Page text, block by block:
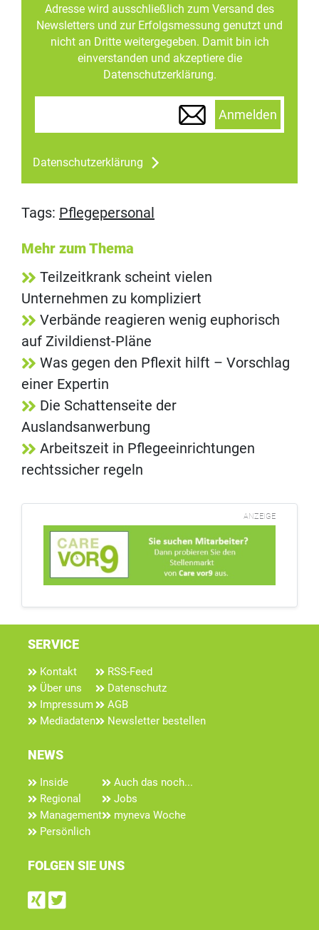
Adresse wird ausschließlich zum Versand des
Newsletters und zur Erfolgsmessung genutzt und
nicht an Dritte weitergegeben. Damit bin ich
einverstanden und akzeptiere die
Datenschutzerklärung.
Anmelden
Datenschutzerklärung
Tags: Pflegepersonal
Mehr zum Thema
Teilzeitkrank scheint vielen
Unternehmen zu kompliziert
Verbände reagieren wenig euphorisch
auf Zivildienst-Pläne
Was gegen den Pflexit hilft – Vorschlag
einer Expertin
Die Schattenseite der
Auslandsanwerbung
Arbeitszeit in Pflegeeinrichtungen
rechtssicher regeln
ANZEIGE
SERVICE
Kontakt
Über uns
Impressum
Mediadaten
RSS-Feed
Datenschutz
AGB
Newsletter bestellen
NEWS
Inside
Regional
Management
Persönlich
Auch das noch...
Jobs
myneva Woche
FOLGEN SIE UNS
Find us on Xing
Follow us on Twitter